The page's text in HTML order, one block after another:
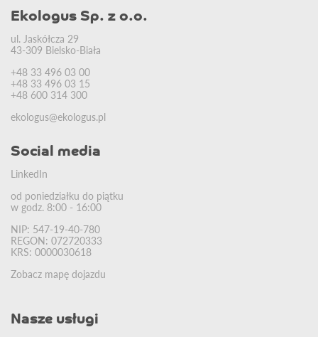
Ekologus Sp. z o.o.
ul. Jaskółcza 29
43-309 Bielsko-Biała
+48 33 496 03 00
+48 33 496 03 15
+48 600 314 300
ekologus@ekologus.pl
Social media
LinkedIn
od poniedziałku do piątku
w godz. 8:00 - 16:00
NIP: 547-19-40-780
REGON: 072720333
KRS: 0000030618
Zobacz mapę dojazdu
Nasze usługi